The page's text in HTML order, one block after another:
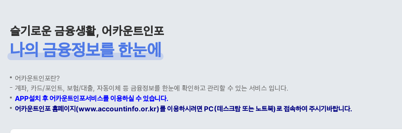
슬기로운 금융생활, 어카운트인포
나의 금융정보를 한눈에
어카운트인포란?
계좌, 카드/포인트, 보험/대출, 자동이체 등 금융정보를 한눈에 확인하고 관리할 수 있는 서비스 입니다.
APP설치 후 어카운트인포서비스를 이용하실 수 있습니다.
어카운트인포 홈페이지(www.accountinfo.or.kr)를 이용하시려면 PC(데스크탑 또는 노트북)로 접속하여 주시기바랍니다.